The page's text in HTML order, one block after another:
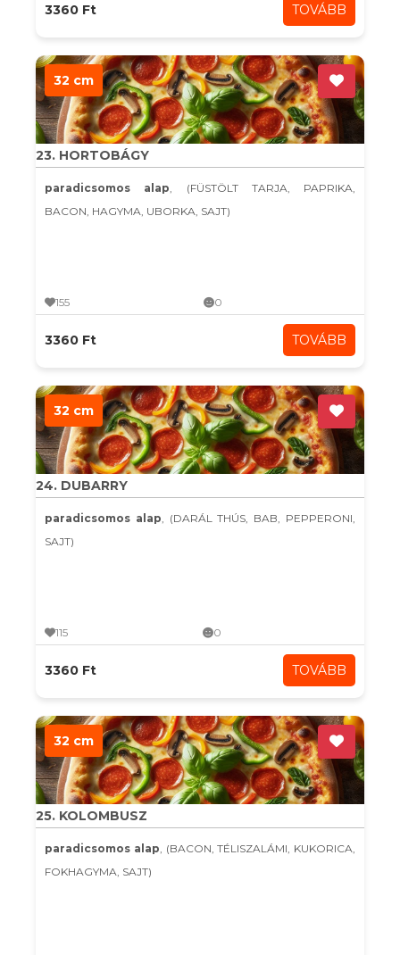
3360 Ft TOVÁBB
32 cm
23. HORTOBÁGY
paradicsomos alap, (FÜSTÖLT TARJA, PAPRIKA,
BACON, HAGYMA, UBORKA, SAJT)
155 0
3360 Ft TOVÁBB
32 cm
24. DUBARRY
paradicsomos alap, (DARÁL THÚS, BAB, PEPPERONI,
SAJT)
115 0
3360 Ft TOVÁBB
32 cm
25. KOLOMBUSZ
paradicsomos alap, (BACON, TÉLISZALÁMI, KUKORICA,
FOKHAGYMA, SAJT)